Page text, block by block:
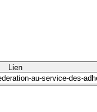
Lien